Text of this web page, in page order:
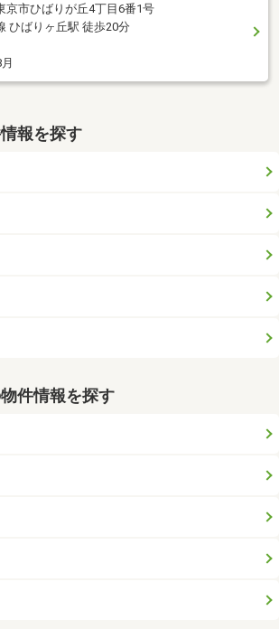
京市ひばりが丘4丁目6番1号
ひばりヶ丘駅 徒歩20分
報を探す
件情報を探す